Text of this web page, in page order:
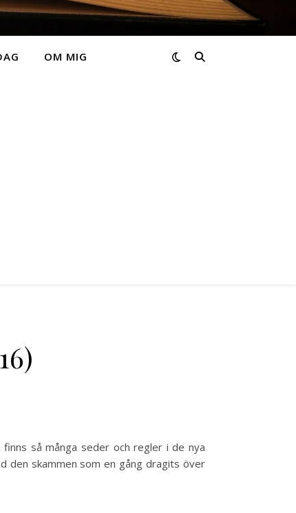
OM MIG
så många seder och regler i de nya
den skammen som en gång dragits över